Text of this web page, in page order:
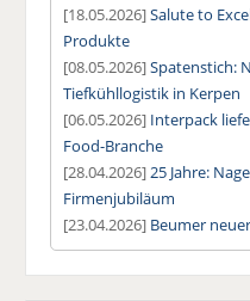
[18.05.2026]Salute to
Produkte
[08.05.2026]Spatenstich:
Tiefkühllogistik in Kerpen
[06.05.2026] Interpack
Food-Branche
[28.04.2026]25 Jahre:
Firmenjubiläum
[23.04.2026] Beumer